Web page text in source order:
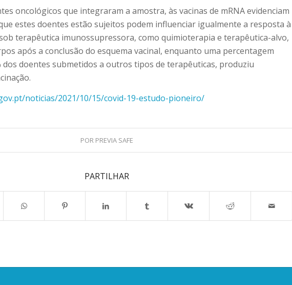
oncológicos que integraram a amostra, às vacinas de mRNA evidenciam
estes doentes estão sujeitos podem influenciar igualmente a resposta à
terapêutica imunossupressora, como quimioterapia e terapêutica-alvo,
após a conclusão do esquema vacinal, enquanto uma percentagem
dos doentes submetidos a outros tipos de terapêuticas, produziu
noticias/2021/10/15/covid-19-estudo-pioneiro/
POR PREVIA SAFE
PARTILHAR